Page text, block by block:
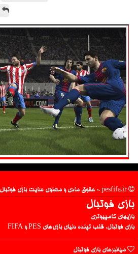
بازی فوتبال
بازیهای کامپیوتری
بازی فوتبال، قلب تپنده دنیای بازی‌های PES و FIFA
میانبرهای بازی فوتبال